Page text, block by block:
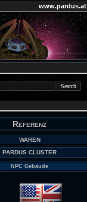
www.pardus.at
Referenz
WAREN
PARDUS CLUSTER
NPC Gebäude